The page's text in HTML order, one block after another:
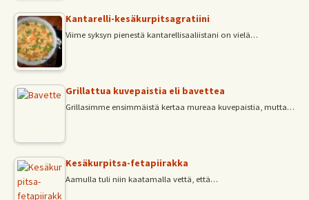
Kantarelli-kesäkurpitsagratiini
Viime syksyn pienestä kantarellisaaliistani on vielä…
Grillattua kuvepaistia eli bavettea
Grillasimme ensimmäistä kertaa mureaa kuvepaistia, mutta…
Kesäkurpitsa-fetapiirakka
Aamulla tuli niin kaatamalla vettä, että…